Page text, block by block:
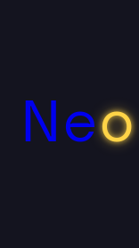
Neo